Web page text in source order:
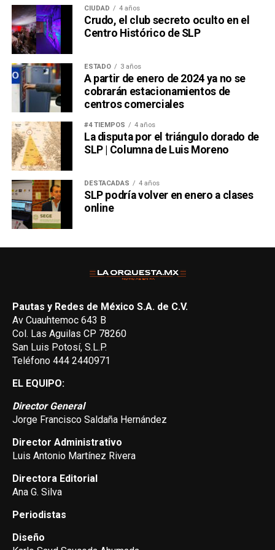
El Realito
CIUDAD 4 años
Crudo, el club secreto oculto en el
Centro Histórico de SLP
ESTADO 3 años
A partir de enero de 2024 ya no se
cobrarán estacionamientos de
centros comerciales
#4 TIEMPOS 4 años
La disputa por el triángulo dorado de
SLP | Columna de Luis Moreno
DESTACADAS 4 años
SLP podría volver en enero a clases
online
Pautas y Redes de México S.A. de C.V.
Av Cuauhtemoc 643 B
Col. Las Aguilas CP 78260
San Luis Potosí, S.L.P.
Teléfono 444 2440971
EL EQUIPO:
Director General
Jorge Francisco Saldaña Hernández
Director Administrativo
Luis Antonio Martínez Rivera
Directora Editorial
Ana G. Silva
Periodistas
Diseño